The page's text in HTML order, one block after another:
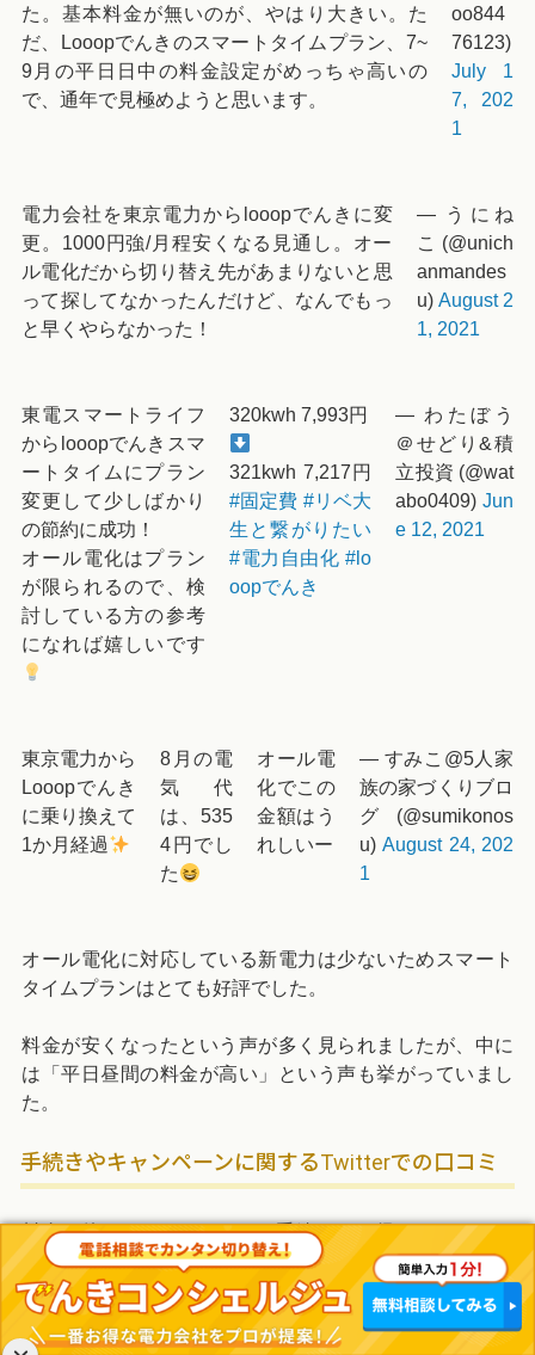
た。基本料金が無いのが、やはり大きい。た
だ、Looopでんきのスマートタイムプラン、7~
9月の平日日中の料金設定がめっちゃ高いの
で、通年で見極めようと思います。
oo844
76123)
July 1
7, 202
1
電力会社を東京電力からlooopでんきに変
更。1000円強/月程安くなる見通し。オー
ル電化だから切り替え先があまりないと思
って探してなかったんだけど、なんでもっ
と早くやらなかった！
— うにね
こ (@unich
anmandes
u) August 2
1, 2021
東電スマートライフ
からlooopでんきスマ
ートタイムにプラン
変更して少しばかり
の節約に成功！
オール電化はプラン
が限られるので、検
討している方の参考
になれば嬉しいです
320kwh 7,993円
321kwh 7,217円
#固定費 #リベ大
生と繋がりたい
#電力自由化 #lo
oopでんき
— わたぼう
＠せどり&積
立投資 (@wat
abo0409) Jun
e 12, 2021
東京電力から
Looopでんき
に乗り換えて
1か月経過
8月の電
気代
は、535
4円でし
た
オール電
化でこの
金額はう
れしいー
— すみこ@5人家
族の家づくりブロ
グ (@sumikonos
u)August 24, 202
1
オール電化に対応している新電力は少ないためスマート
タイムプランはとても好評でした。
料金が安くなったという声が多く見られましたが、中に
は「平日昼間の料金が高い」という声も挙がっていまし
た。
手続きやキャンペーンに関するTwitterでの口コミ
料金の他に、Looopでんきの手続きやお得なキャンペー
ンに関する口コミも調査しました。
「専用アプリが便利」「キャンペーンでAmazonギフト券
がもらえた」などの声が挙がっていました。